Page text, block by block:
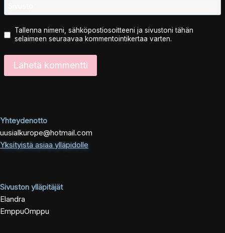
Tallenna nimeni, sähköpostiosoitteeni ja sivustoni tähän
selaimeen seuraavaa kommentointikertaa varten.
Yhteydenotto
uusialkurope@hotmail.com
Yksityistä asiaa ylläpidolle
Sivuston ylläpitäjät
Elandra
EmppuOmppu